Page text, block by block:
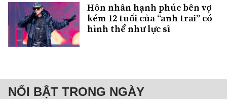
Hôn nhân hạnh phúc bên vợ
kém 12 tuổi của “anh trai” có
hình thể như lực sĩ
NỔI BẬT TRONG NGÀY